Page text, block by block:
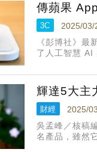
傳蘋果
3C 2025/03/
《彭博社》
了人工智慧 AI
輝達5大主
財經 2025/
吳孟峰／核稿
名產品，雖然